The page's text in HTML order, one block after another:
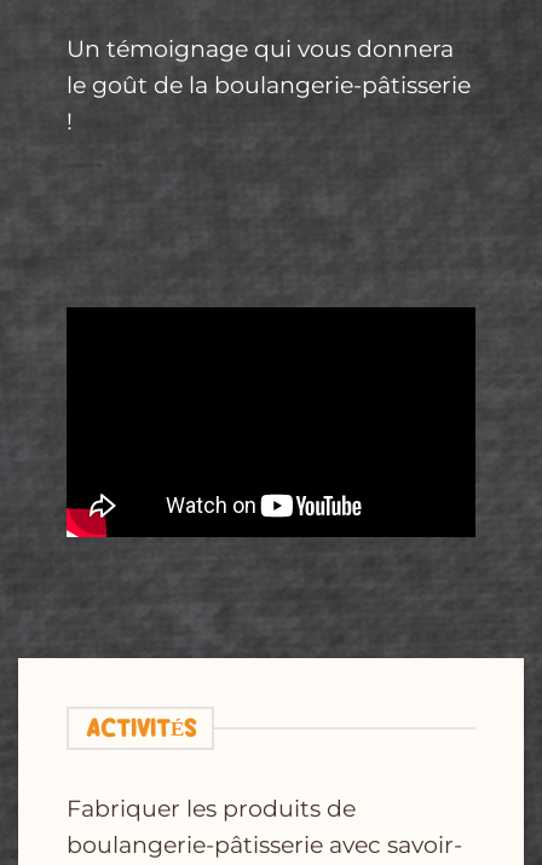
Un témoignage qui vous donnera
le goût de la boulangerie-pâtisserie
!
ACTIVITÉS
Fabriquer les produits de
boulangerie-pâtisserie avec savoir-